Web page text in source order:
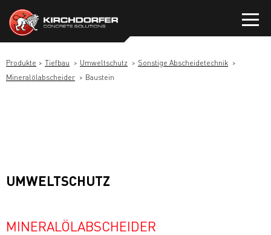
Inhalt
springen
Produkte Tiefbau Umweltschutz
Sonstige Abscheidetechnik
Mineralölabscheider
Baustein
UMWELTSCHUTZ
MINERALÖLABSCHEIDER